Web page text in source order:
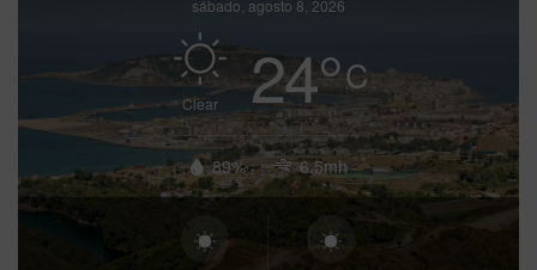
sábado, agosto 8, 2026
Clear 24°C
89% 6.5mh